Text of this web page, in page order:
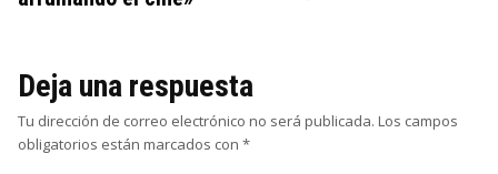
Deja una respuesta
Tu dirección de correo electrónico no será publicada. Los campos
obligatorios están marcados con *